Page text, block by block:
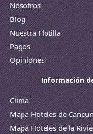
Nosotros
Blog
Nuestra Flotilla
Pagos
Opiniones
Información
Clima
Mapa Hoteles de Cancun
Mapa Hoteles de la